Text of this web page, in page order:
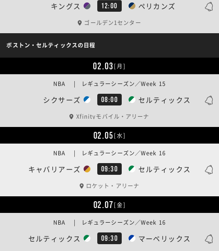
キングス 12:00 ペリカンズ
ゴールデン1センター
ボストン・セルティックスの日程
02.03[月]
シクサーズ 08:00 セルティックス
NBA | レギュラーシーズン／Week 15
Xfinityモバイル・アリーナ
02.05[水]
キャバリアーズ 09:30 セルティックス
NBA | レギュラーシーズン／Week 16
ロケット・アリーナ
02.07[金]
セルティックス 09:30 マーベリックス
NBA | レギュラーシーズン／Week 16